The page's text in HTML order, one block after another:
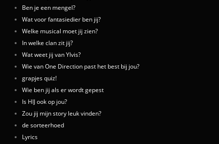
Ben je een mengel?
Wat voor fantasiedier ben jij?
Welke musical moet jij zien?
In welke clan zit jij?
Wat weet jij van Ylvis?
Wie van One Direction past het best bij jou?
grapjes quiz!
Wie ben jij als er wordt gepest
Is HIJ ook op jou?
Zou jij mijn story leuk vinden?
de sorteerhoed
Lyrics